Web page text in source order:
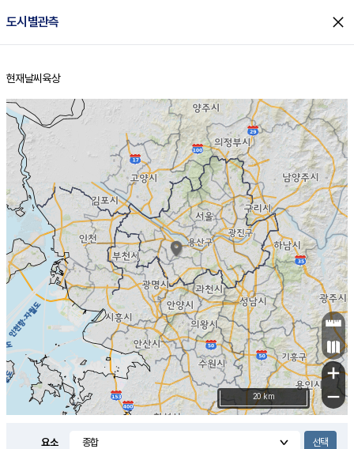
도시별관측 close
홈
현재날씨 육상
+
−
20 km
요소